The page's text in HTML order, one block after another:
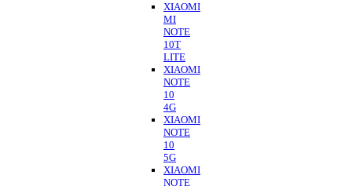
XIAOMI
MI
NOTE
10T
LITE
XIAOMI
NOTE
10
4G
XIAOMI
NOTE
10
5G
XIAOMI
NOTE